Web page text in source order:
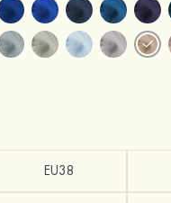
EU38